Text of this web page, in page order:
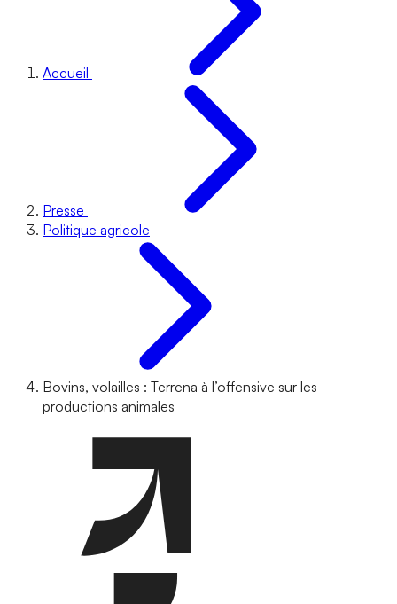
Accueil
Presse
Politique agricole
Bovins, volailles : Terrena à l’offensive sur les
productions animales